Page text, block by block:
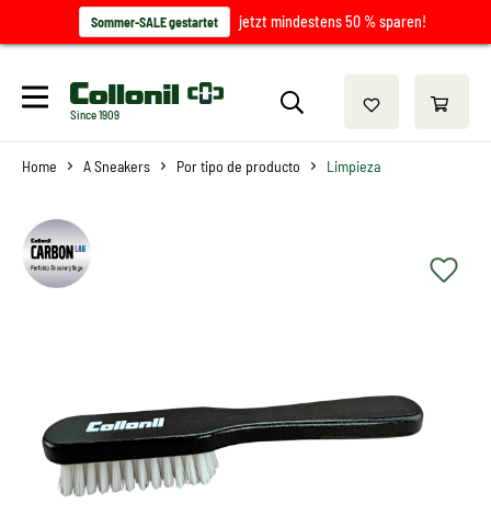
Sommer-SALE gestartet jetzt mindestens 50 % sparen!
Since 1909
Home A Sneakers Por tipo de producto Limpieza